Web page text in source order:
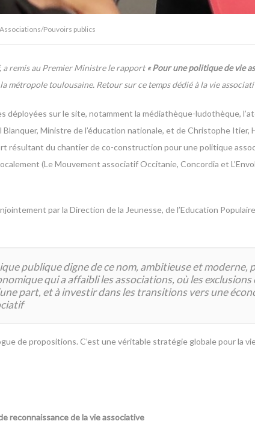
Associations/Pouvoirs publics
a remis au Premier Ministre le rapport« Pour une politique de vie
métropole toulousaine. Retour sur ce temps dédié à la vie
sur le site, notamment la médiathèque-ludothèque,
Ministre de l’éducation nationale, et de Christophe Itier,
résultant du chantier de co-construction pour une politique
(Le Mouvement associatif Occitanie, Concordia et
par la Direction de la Jeunesse, de l’Education
publique digne de ce nom, ambitieuse et
qui a affaibli les associations, où les exclusions
part, et à investir dans les transitions vers une
de propositions. C’est une véritable stratégie globale pour la
reconnaissance de la vie associative